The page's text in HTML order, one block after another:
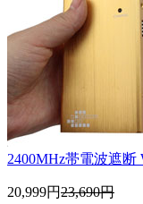
2400MHz帯電波遮
20,999円23,690円